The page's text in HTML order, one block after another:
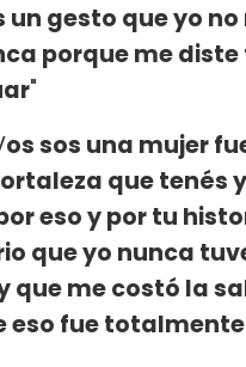
un gesto que yo no
porque me diste
"
os sos una mujer
que tenés y
eso y por tu
que yo nunca
que me costó la
eso fue